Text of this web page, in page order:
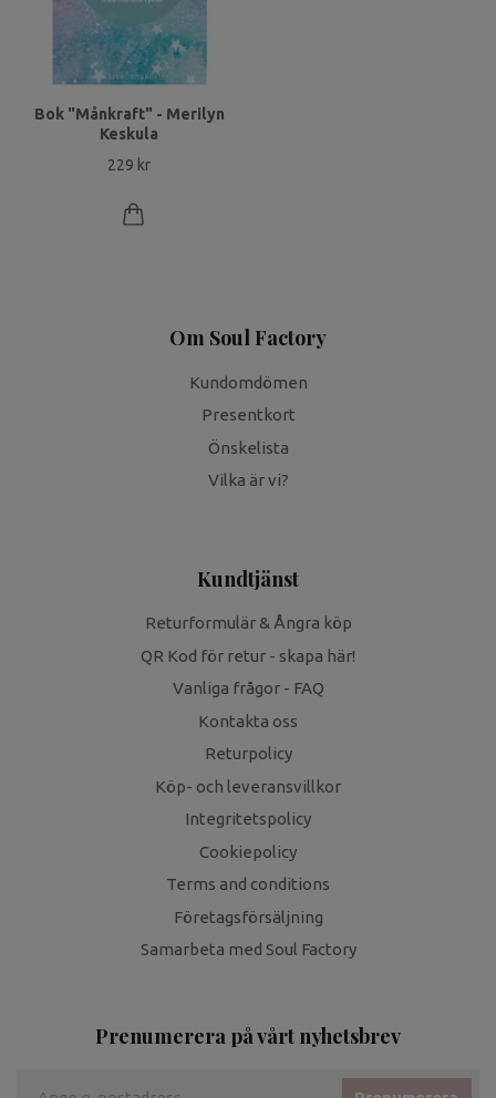
Bok "Månkraft" - Merilyn
Keskula
229 kr
Om Soul Factory
Kundomdömen
Presentkort
Önskelista
Vilka är vi?
Kundtjänst
Returformulär & Ångra köp
QR Kod för retur - skapa här!
Vanliga frågor - FAQ
Kontakta oss
Returpolicy
Köp- och leveransvillkor
Integritetspolicy
Cookiepolicy
Terms and conditions
Företagsförsäljning
Samarbeta med Soul Factory
Prenumerera på vårt nyhetsbrev